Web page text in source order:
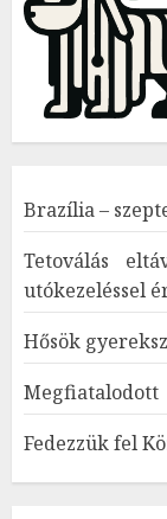
Brazília –
Tetoválás
utókezeléssel
Hősök
Megfiatalodott
Fedezzük fel